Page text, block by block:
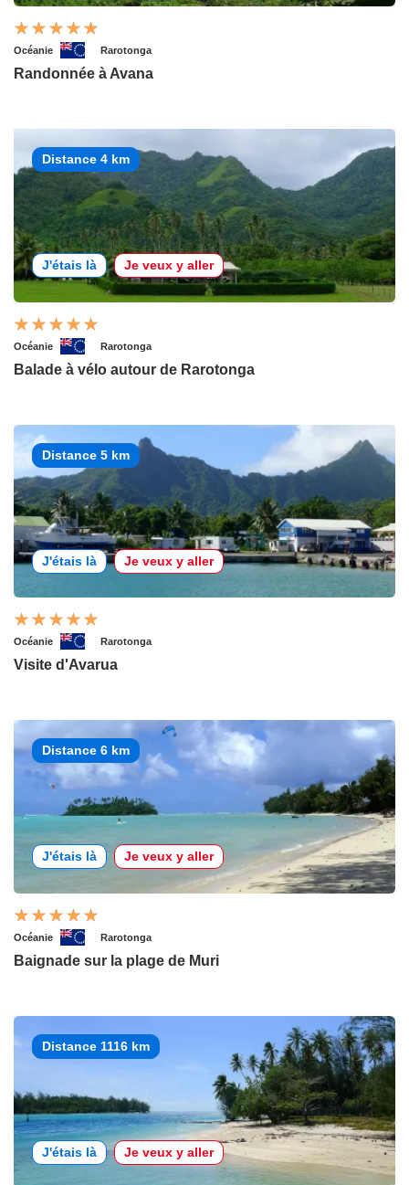
Océanie Rarotonga
Randonnée à Avana
Distance 4 km
J'étais là Je veux y aller
Océanie Rarotonga
Balade à vélo autour de Rarotonga
Distance 5 km
J'étais là Je veux y aller
Océanie Rarotonga
Visite d'Avarua
Distance 6 km
J'étais là Je veux y aller
Océanie Rarotonga
Baignade sur la plage de Muri
Distance 1116 km
J'étais là Je veux y aller